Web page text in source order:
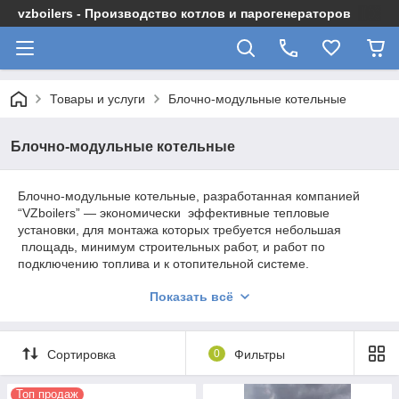
vzboilers - Производство котлов и парогенераторов
Товары и услуги Блочно-модульные котельные
Блочно-модульные котельные
Блочно-модульные котельные, разработанная компанией
“VZboilers” — экономически эффективные тепловые
установки, для монтажа которых требуется небольшая
площадь, минимум строительных работ, и работ по
подключению топлива и к отопительной системе.
заводской готовности в виде транспортабельных блок-
Показать всё
Сортировка 0 Фильтры
Топ продаж